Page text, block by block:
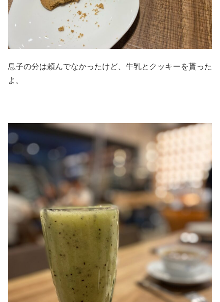
息子の分は頼んでなかったけど、牛乳とクッキーを貰った
よ。